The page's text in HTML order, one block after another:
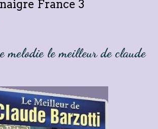
France 3
melodie le meilleur de claude